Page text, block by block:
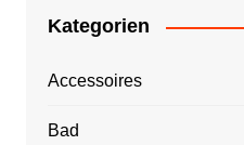
Kategorien
Accessoires
Bad